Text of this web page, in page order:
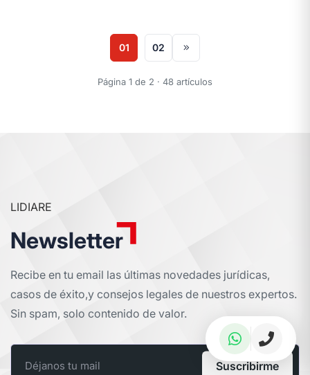
01 02
Página 1 de 2 · 48 artículos
LIDIARE
Newsletter
Recibe en tu email las últimas novedades jurídicas,
casos de éxito,y consejos legales de nuestros expertos.
Sin spam, solo contenido de valor.
Suscribirme